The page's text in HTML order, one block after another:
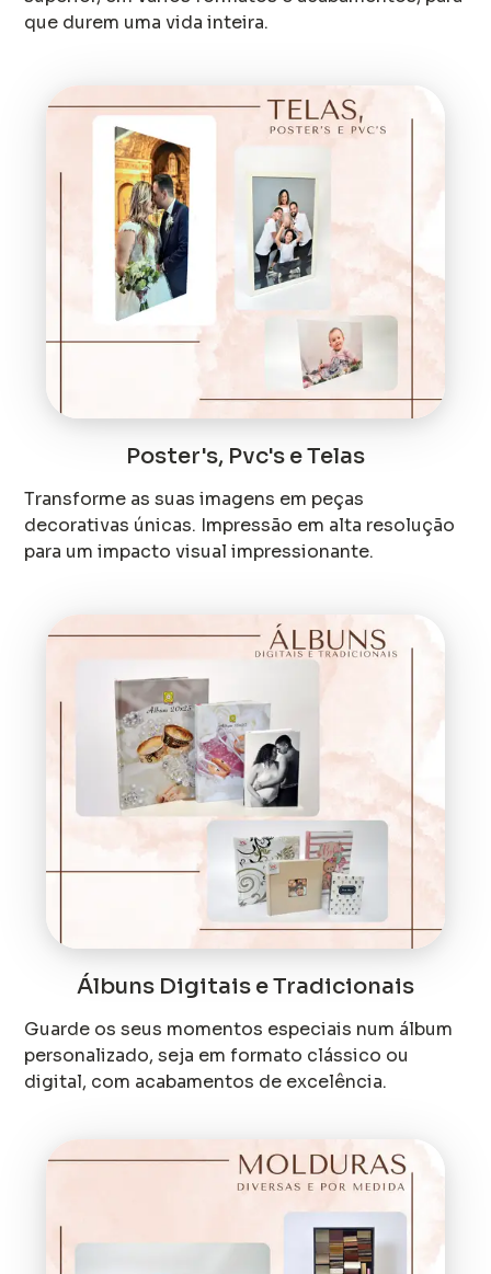
que durem uma vida inteira.
Poster's, Pvc's e Telas
Transforme as suas imagens em peças
decorativas únicas. Impressão em alta resolução
para um impacto visual impressionante.
Álbuns Digitais e Tradicionais
Guarde os seus momentos especiais num álbum
personalizado, seja em formato clássico ou
digital, com acabamentos de excelência.